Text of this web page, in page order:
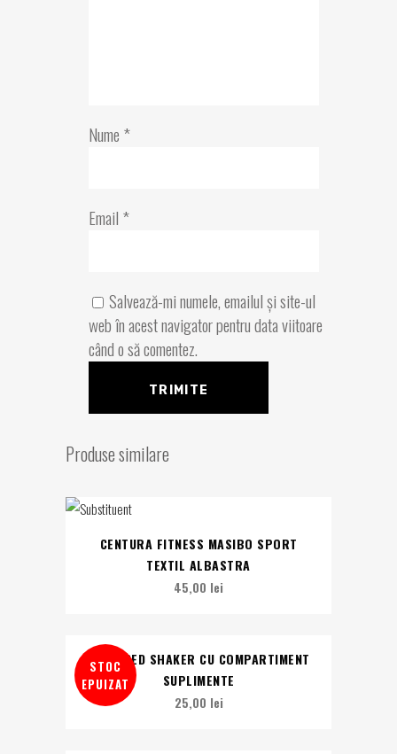
Nume *
Email *
Salvează-mi numele, emailul și site-ul
web în acest navigator pentru data viitoare
când o să comentez.
Produse similare
CENTURA FITNESS MASIBO SPORT
TEXTIL ALBASTRA
45,00 lei
STOC
EPUIZAT
ADVANCED SHAKER CU COMPARTIMENT
SUPLIMENTE
25,00 lei